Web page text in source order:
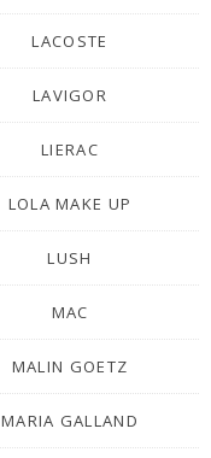
LACOSTE
LAVIGOR
LIERAC
LOLA MAKE UP
LUSH
MAC
MALIN GOETZ
MARIA GALLAND